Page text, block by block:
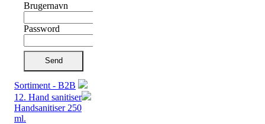
Brugernavn
Password
Send
Sortiment - B2B
12. Hand sanitiser
Handsanitiser 250
ml.